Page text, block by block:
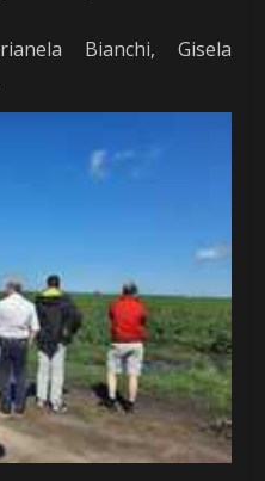
Bianchi, Gisela